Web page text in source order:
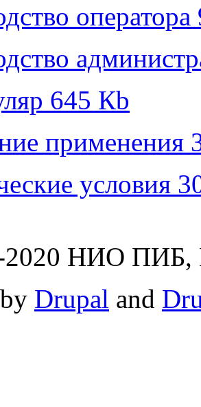
645 Кb
применения
условия
2020 НИО
Drupal and